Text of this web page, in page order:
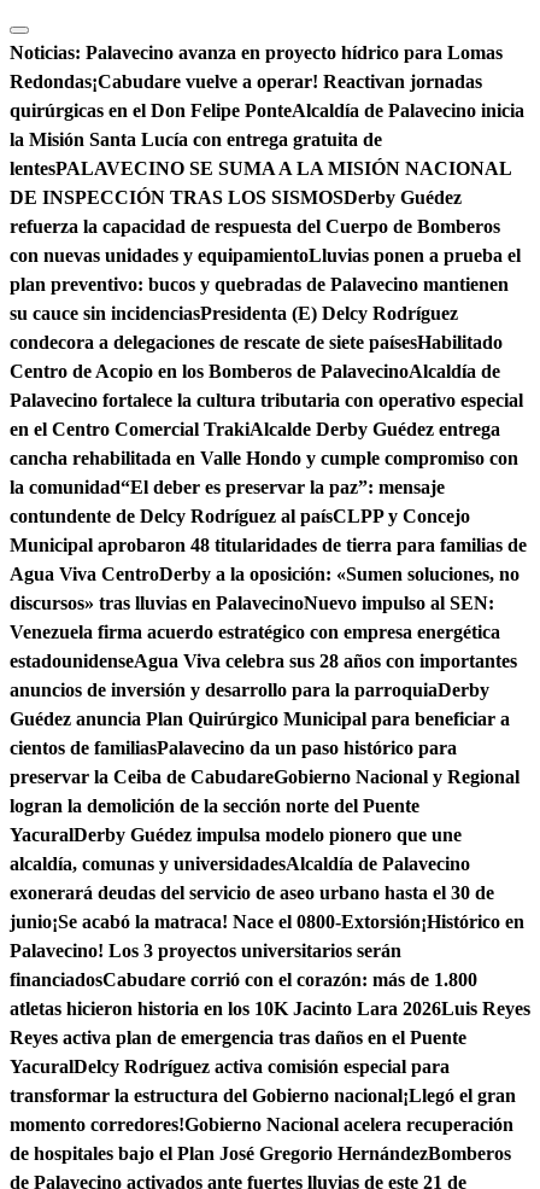
Saltar
al
contenido
Noticias: Palavecino avanza en proyecto hídrico para Lomas
Redondas¡Cabudare vuelve a operar! Reactivan jornadas
quirúrgicas en el Don Felipe PonteAlcaldía de Palavecino inicia
la Misión Santa Lucía con entrega gratuita de
lentesPALAVECINO SE SUMA A LA MISIÓN NACIONAL
DE INSPECCIÓN TRAS LOS SISMOSDerby Guédez
refuerza la capacidad de respuesta del Cuerpo de Bomberos
con nuevas unidades y equipamientoLluvias ponen a prueba el
plan preventivo: bucos y quebradas de Palavecino mantienen
su cauce sin incidenciasPresidenta (E) Delcy Rodríguez
condecora a delegaciones de rescate de siete paísesHabilitado
Centro de Acopio en los Bomberos de PalavecinoAlcaldía de
Palavecino fortalece la cultura tributaria con operativo especial
en el Centro Comercial TrakiAlcalde Derby Guédez entrega
cancha rehabilitada en Valle Hondo y cumple compromiso con
la comunidad“El deber es preservar la paz”: mensaje
contundente de Delcy Rodríguez al paísCLPP y Concejo
Municipal aprobaron 48 titularidades de tierra para familias de
Agua Viva CentroDerby a la oposición: «Sumen soluciones, no
discursos» tras lluvias en PalavecinoNuevo impulso al SEN:
Venezuela firma acuerdo estratégico con empresa energética
estadounidenseAgua Viva celebra sus 28 años con importantes
anuncios de inversión y desarrollo para la parroquiaDerby
Guédez anuncia Plan Quirúrgico Municipal para beneficiar a
cientos de familiasPalavecino da un paso histórico para
preservar la Ceiba de CabudareGobierno Nacional y Regional
logran la demolición de la sección norte del Puente
YacuralDerby Guédez impulsa modelo pionero que une
alcaldía, comunas y universidadesAlcaldía de Palavecino
exonerará deudas del servicio de aseo urbano hasta el 30 de
junio¡Se acabó la matraca! Nace el 0800-Extorsión¡Histórico en
Palavecino! Los 3 proyectos universitarios serán
financiadosCabudare corrió con el corazón: más de 1.800
atletas hicieron historia en los 10K Jacinto Lara 2026Luis Reyes
Reyes activa plan de emergencia tras daños en el Puente
YacuralDelcy Rodríguez activa comisión especial para
transformar la estructura del Gobierno nacional¡Llegó el gran
momento corredores!Gobierno Nacional acelera recuperación
de hospitales bajo el Plan José Gregorio HernándezBomberos
de Palavecino activados ante fuertes lluvias de este 21 de